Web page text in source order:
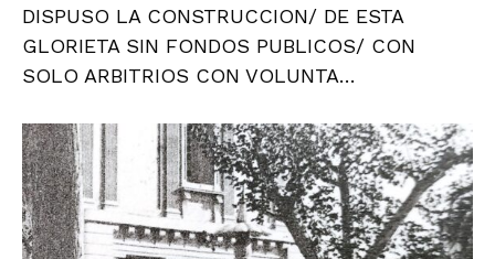
DISPUSO LA CONSTRUCCION/ DE ESTA
GLORIETA SIN FONDOS PUBLICOS/ CON
SOLO ARBITRIOS CON VOLUNTA…